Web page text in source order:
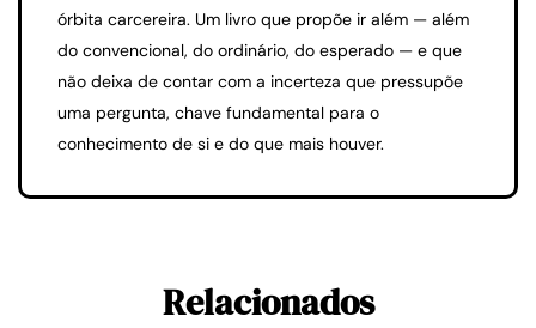
órbita carcereira. Um livro que propõe ir além — além
do convencional, do ordinário, do esperado — e que
não deixa de contar com a incerteza que pressupõe
uma pergunta, chave fundamental para o
conhecimento de si e do que mais houver.
Relacionados